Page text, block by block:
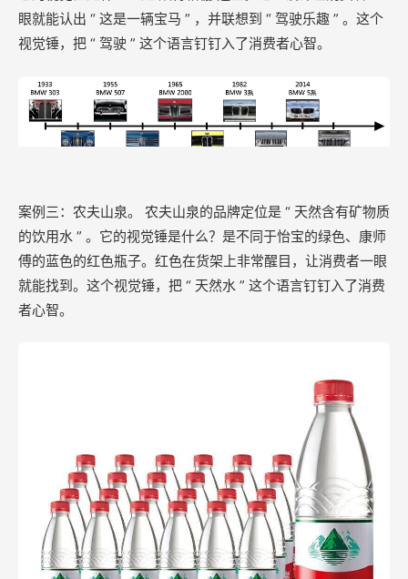
眼就能认出 “ 这是一辆宝马 ” ，并联想到 “ 驾驶乐趣 ” 。这个
视觉锤，把 “ 驾驶 ” 这个语言钉钉入了消费者心智。
案例三：农夫山泉。 农夫山泉的品牌定位是 “ 天然含有矿物质
的饮用水 ” 。它的视觉锤是什么？是不同于怡宝的绿色、康师
傅的蓝色的红色瓶子。红色在货架上非常醒目，让消费者一眼
就能找到。这个视觉锤，把 “ 天然水 ” 这个语言钉钉入了消费
者心智。